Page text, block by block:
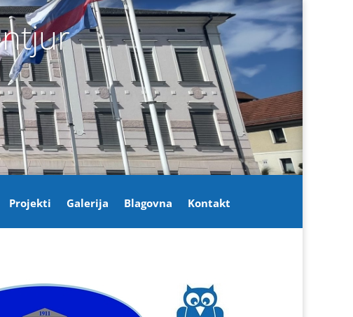
Projekti Galerija Blagovna Kontakt